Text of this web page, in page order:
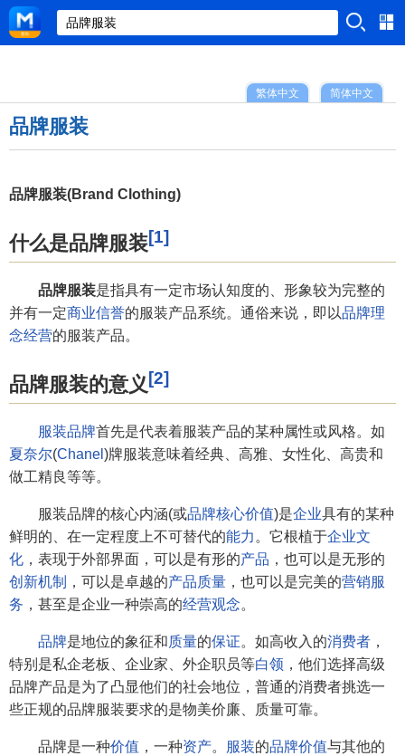
简体中文
繁体中文
品牌服装
品牌服装(Brand Clothing)
什么是品牌服装[1]
品牌服装是指具有一定市场认知度的、形象较为完整的
并有一定商业信誉的服装产品系统。通俗来说，即以品牌理
念经营的服装产品。
品牌服装的意义[2]
服装品牌首先是代表着服装产品的某种属性或风格。如
夏奈尔(Chanel )牌服装意味着经典、高雅、女性化、高贵和
做工精良等等。
服装品牌的核心内涵(或品牌核心价值)是企业具有的某种
鲜明的、在一定程度上不可替代的能力 。它根植于企业文
化 ，表现于外部界面，可以是有形的产品 ，也可以是无形的
创新机制
，可以是卓越的产品质量 ，也可以是完美的营销服
务 ，甚至是企业一种崇高的经营观念。
品牌是地位的象征和质量的保证。如高收入的消费者 ，
特别是私企老板、企业家、外企职员等白领 ，他们选择高级
品牌产品是为了凸显他们的社会地位，普通的消费者挑选一
些正规的品牌服装要求的是物美价廉、质量可靠。
品牌是一种价值 ，一种资产。 服装的品牌价值与其他的